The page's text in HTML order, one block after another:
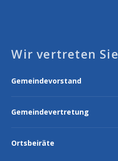
Wir vertreten Sie
Gemeindevorstand
Gemeindevertretung
Ortsbeiräte